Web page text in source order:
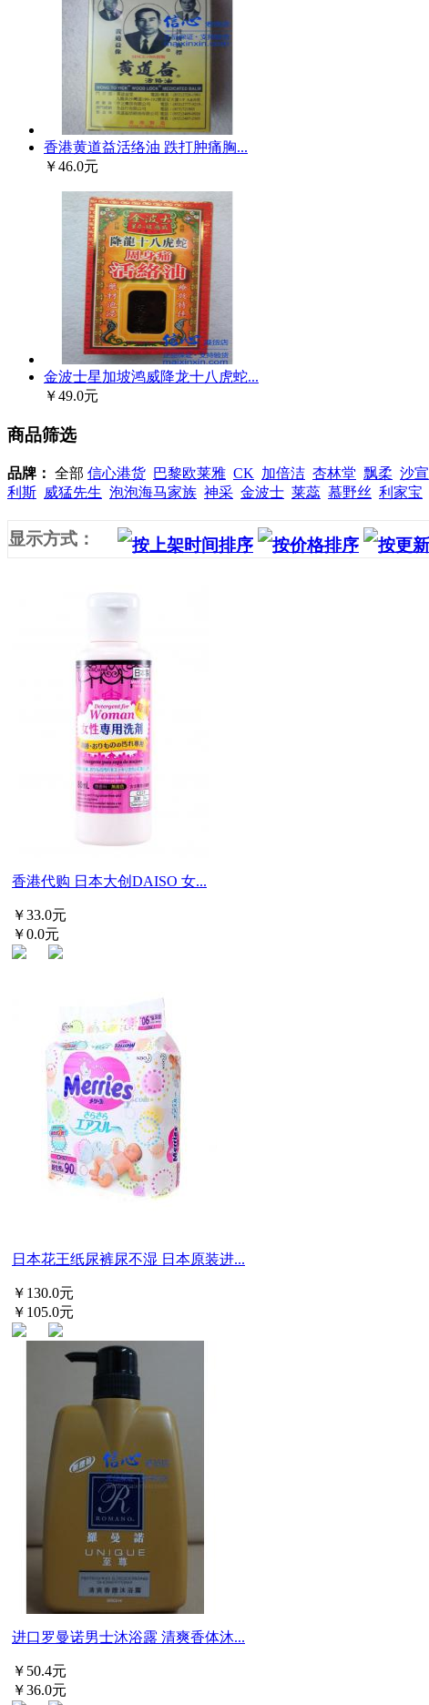
香港黄道益活络油 跌打肿痛胸...
￥46.0元
金波士星加坡鸿威降龙十八虎蛇...
￥49.0元
商品筛选
品牌： 全部 信心港货 巴黎欧莱雅 CK 加倍洁 杏林堂 飘柔 沙宣
利斯 威猛先生 泡泡海马家族 神采 金波士 莱蕊 慕野丝 利家宝
显示方式：
香港代购 日本大创DAISO 女...
￥33.0元
￥0.0元
日本花王纸尿裤尿不湿 日本原装进...
￥130.0元
￥105.0元
进口罗曼诺男士沐浴露 清爽香体沐...
￥50.4元
￥36.0元